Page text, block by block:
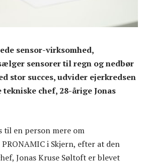
sensor-virksomhed,
sensorer til regn og nedbør
stor succes, udvider ejerkredsen
chef, 28-årige Jonas
til en person mere om
i Skjern, efter at den
Jonas Kruse Søltoft er blevet